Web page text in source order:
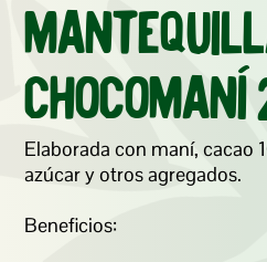
Chocomaní
Elaborada con maní, cacao
azúcar y otros agregados.
Beneficios: